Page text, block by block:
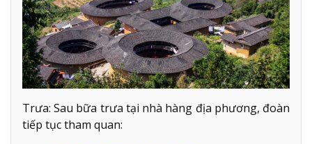
Trưa: Sau bữa trưa tại nhà hàng địa phương, đoàn
tiếp tục tham quan: